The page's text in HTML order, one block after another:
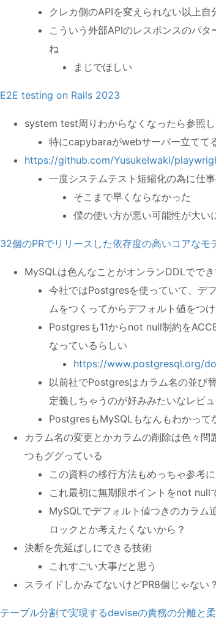
クレカ側のAPIを変えられない以上
こういう外部APIのレスポンスのパ
ね
まじでほしい
E2E testing on Rails 2023
system test周りわからなくなったら参照
特にcapybaraがwebサーバー立てて
https://github.com/YusukeIwaki/
一度システムテスト短縮化の為に仕
そこまで早くならなかった
僕の使い方が悪い可能性が大い
32個のPRでリリースした依存度の高いコアなモ
MySQLは色んなことがオンランDDLでで
今社ではPostgresを使っていて、デ
ムをつくってからデフォルト値をつ
Postgresも11からnot null制約を
なっているらしい
https://www.postgresql.org/
以前社でPostgresはカラム名の並び
定義しちゃうのが好みみたいなレビ
PostgresもMySQLもなんもわかって
カラム名の変更とかカラムの削除は色々
つもググっている
この資料の移行方法もめっちゃ参考
これ最初に無期限ポイントをnot null
MySQLでデフォルト値つきのカラム
ロックとか考えたくないから？
決断を先延ばしにできる技術
これすごい大事だと思う
スライドしかみてないけどPR8個じゃない？
テーブル分割で実現するdeviseの責務の分離と